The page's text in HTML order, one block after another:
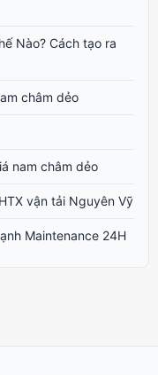
Nào? Cách tạo ra
châm dẻo
nam châm dẻo
vận tải Nguyên Vỹ
Maintenance 24H